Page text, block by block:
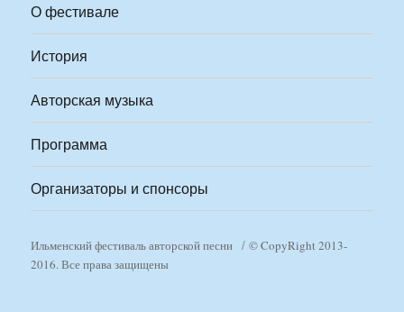
О фестивале
История
Авторская музыка
Программа
Организаторы и спонсоры
Ильменский фестиваль авторской песни
© CopyRight 2013-
2016. Все права защищены